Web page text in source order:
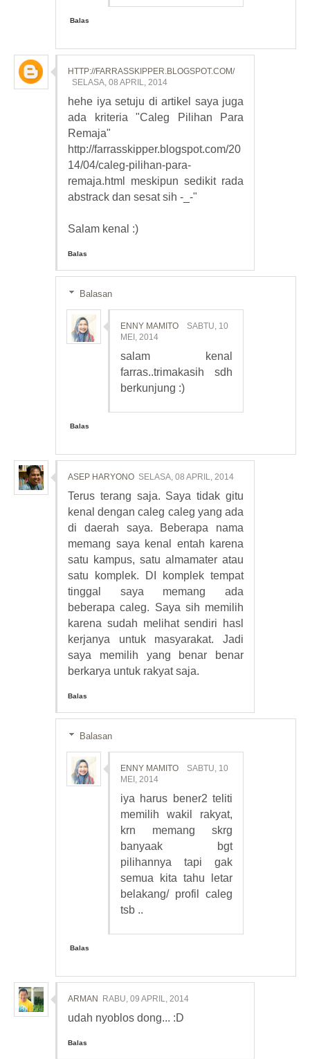
Balas
HTTP://FARRASSKIPPER.BLOGSPOT.COM/
SELASA, 08 APRIL, 2014
hehe iya setuju di artikel saya juga
ada kriteria "Caleg Pilihan Para
Remaja"
http://farrasskipper.blogspot.com/20
14/04/caleg-pilihan-para-
remaja.html meskipun sedikit rada
abstrack dan sesat sih -_-"
Salam kenal :)
Balas
Balasan
ENNY MAMITO
SABTU, 10
MEI, 2014
salam kenal
farras..trimakasih sdh
berkunjung :)
Balas
ASEP HARYONO SELASA, 08 APRIL, 2014
Terus terang saja. Saya tidak gitu
kenal dengan caleg caleg yang ada
di daerah saya. Beberapa nama
memang saya kenal entah karena
satu kampus, satu almamater atau
satu komplek. DI komplek tempat
tinggal saya memang ada
beberapa caleg. Saya sih memilih
karena sudah melihat sendiri hasl
kerjanya untuk masyarakat. Jadi
saya memilih yang benar benar
berkarya untuk rakyat saja.
Balas
Balasan
ENNY MAMITO
SABTU, 10
MEI, 2014
iya harus bener2 teliti
memilih wakil rakyat,
krn memang skrg
banyaak bgt
pilihannya tapi gak
semua kita tahu letar
belakang/ profil caleg
tsb ..
Balas
ARMAN RABU, 09 APRIL, 2014
udah nyoblos dong... :D
Balas